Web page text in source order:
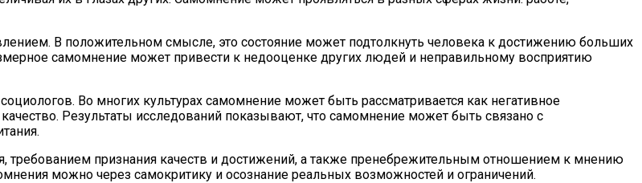
В положительном смысле, это состояние может подтолкнуть человека к достижению больших
самомнение может привести к недооценке других людей и неправильному восприятию
Во многих культурах самомнение может быть рассматривается как негативное
Результаты исследований показывают, что самомнение может быть связано с
признания качеств и достижений, а также пренебрежительным отношением к мнению
можно через самокритику и осознание реальных возможностей и ограничений.